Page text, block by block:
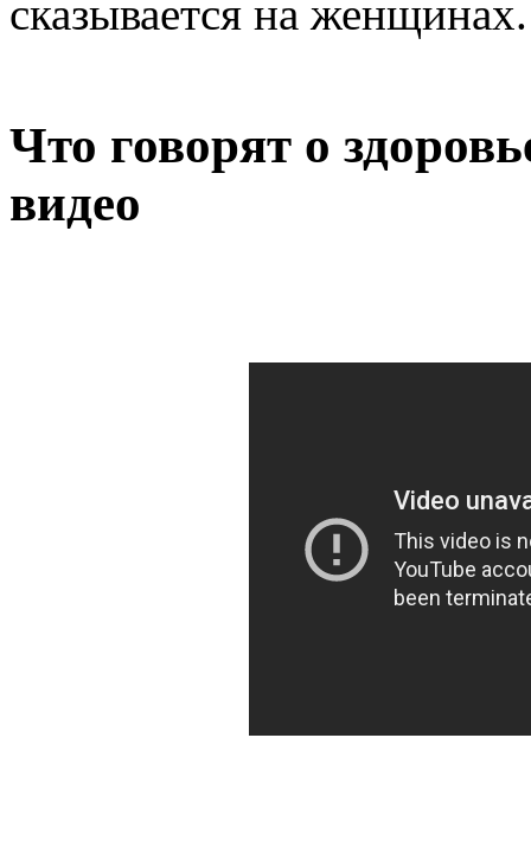
сказывается на женщинах.
Что говорят о
видео